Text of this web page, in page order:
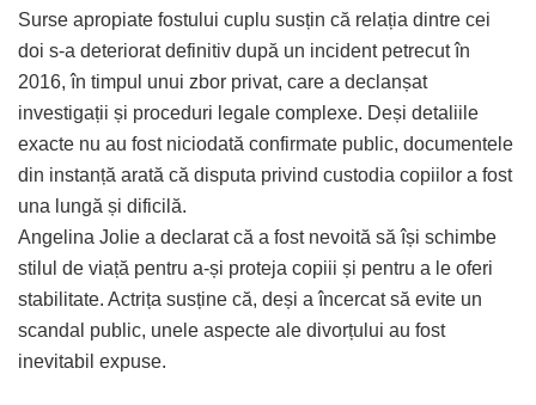
Surse apropiate fostului cuplu susțin că relația dintre cei
doi s-a deteriorat definitiv după un incident petrecut în
2016, în timpul unui zbor privat, care a declanșat
investigații și proceduri legale complexe. Deși detaliile
exacte nu au fost niciodată confirmate public, documentele
din instanță arată că disputa privind custodia copiilor a fost
una lungă și dificilă.
Angelina Jolie a declarat că a fost nevoită să își schimbe
stilul de viață pentru a-și proteja copiii și pentru a le oferi
stabilitate. Actrița susține că, deși a încercat să evite un
scandal public, unele aspecte ale divorțului au fost
inevitabil expuse.